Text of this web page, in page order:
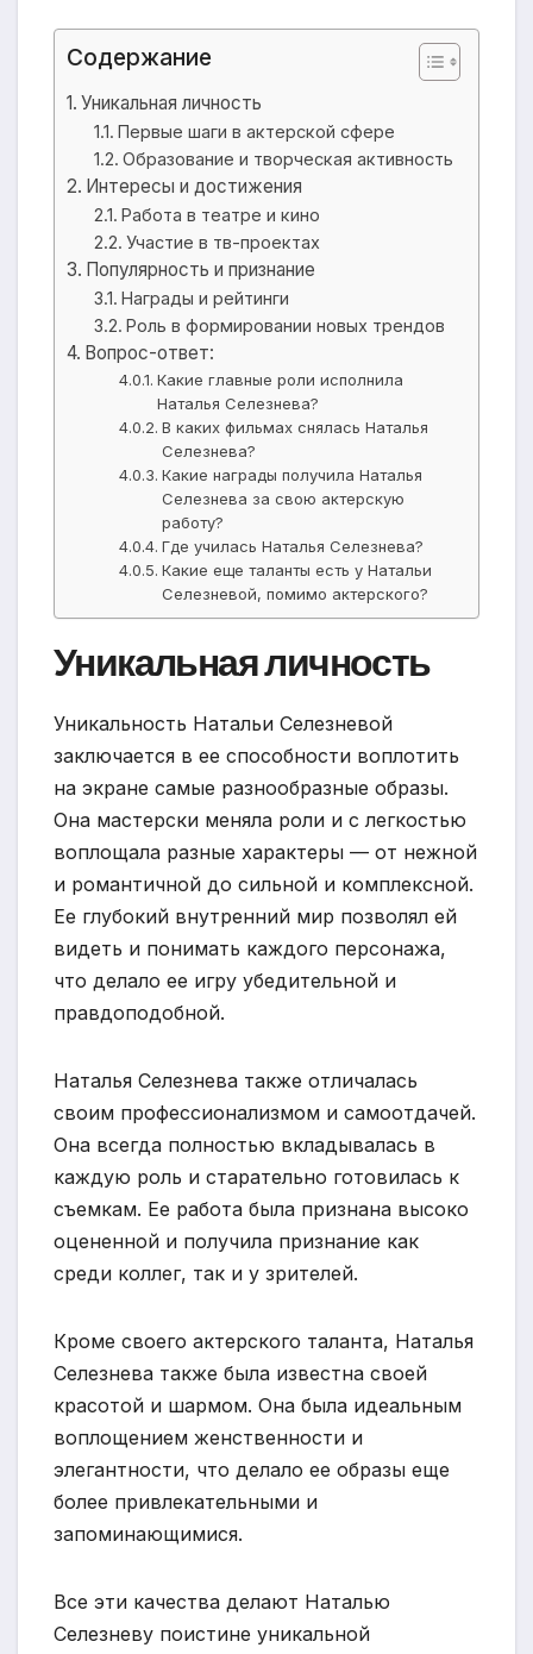
Содержание
Уникальная личность
Первые шаги в актерской сфере
Образование и творческая активность
Интересы и достижения
Работа в театре и кино
Участие в тв-проектах
Популярность и признание
Награды и рейтинги
Роль в формировании новых трендов
Вопрос-ответ:
Какие главные роли исполнила
Наталья Селезнева?
В каких фильмах снялась Наталья
Селезнева?
Какие награды получила Наталья
Селезнева за свою актерскую
работу?
Где училась Наталья Селезнева?
Какие еще таланты есть у Натальи
Селезневой, помимо актерского?
Уникальная личность
Уникальность Натальи Селезневой
заключается в ее способности воплотить
на экране самые разнообразные образы.
Она мастерски меняла роли и с легкостью
воплощала разные характеры — от нежной
и романтичной до сильной и комплексной.
Ее глубокий внутренний мир позволял ей
видеть и понимать каждого персонажа,
что делало ее игру убедительной и
правдоподобной.
Наталья Селезнева также отличалась
своим профессионализмом и самоотдачей.
Она всегда полностью вкладывалась в
каждую роль и старательно готовилась к
съемкам. Ее работа была признана высоко
оцененной и получила признание как
среди коллег, так и у зрителей.
Кроме своего актерского таланта, Наталья
Селезнева также была известна своей
красотой и шармом. Она была идеальным
воплощением женственности и
элегантности, что делало ее образы еще
более привлекательными и
запоминающимися.
Все эти качества делают Наталью
Селезневу поистине уникальной